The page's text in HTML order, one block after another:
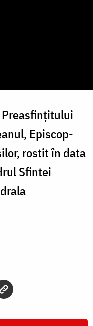
Episcop-
rostit în data
Sfintei